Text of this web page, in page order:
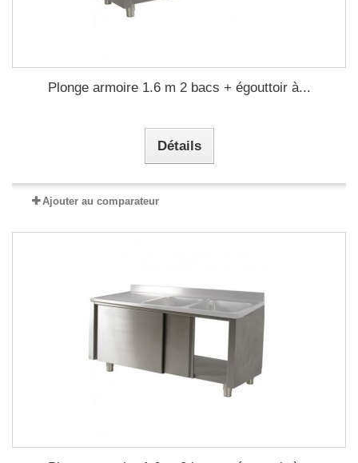
Plonge armoire 1.6 m 2 bacs + égouttoir à...
Détails
Ajouter au comparateur